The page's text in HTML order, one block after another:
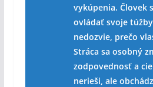
vykúpenia. Človek
ovládať svoje
nedozvie, prečo
Stráca sa osobný
zodpovednosť a
nerieši, ale